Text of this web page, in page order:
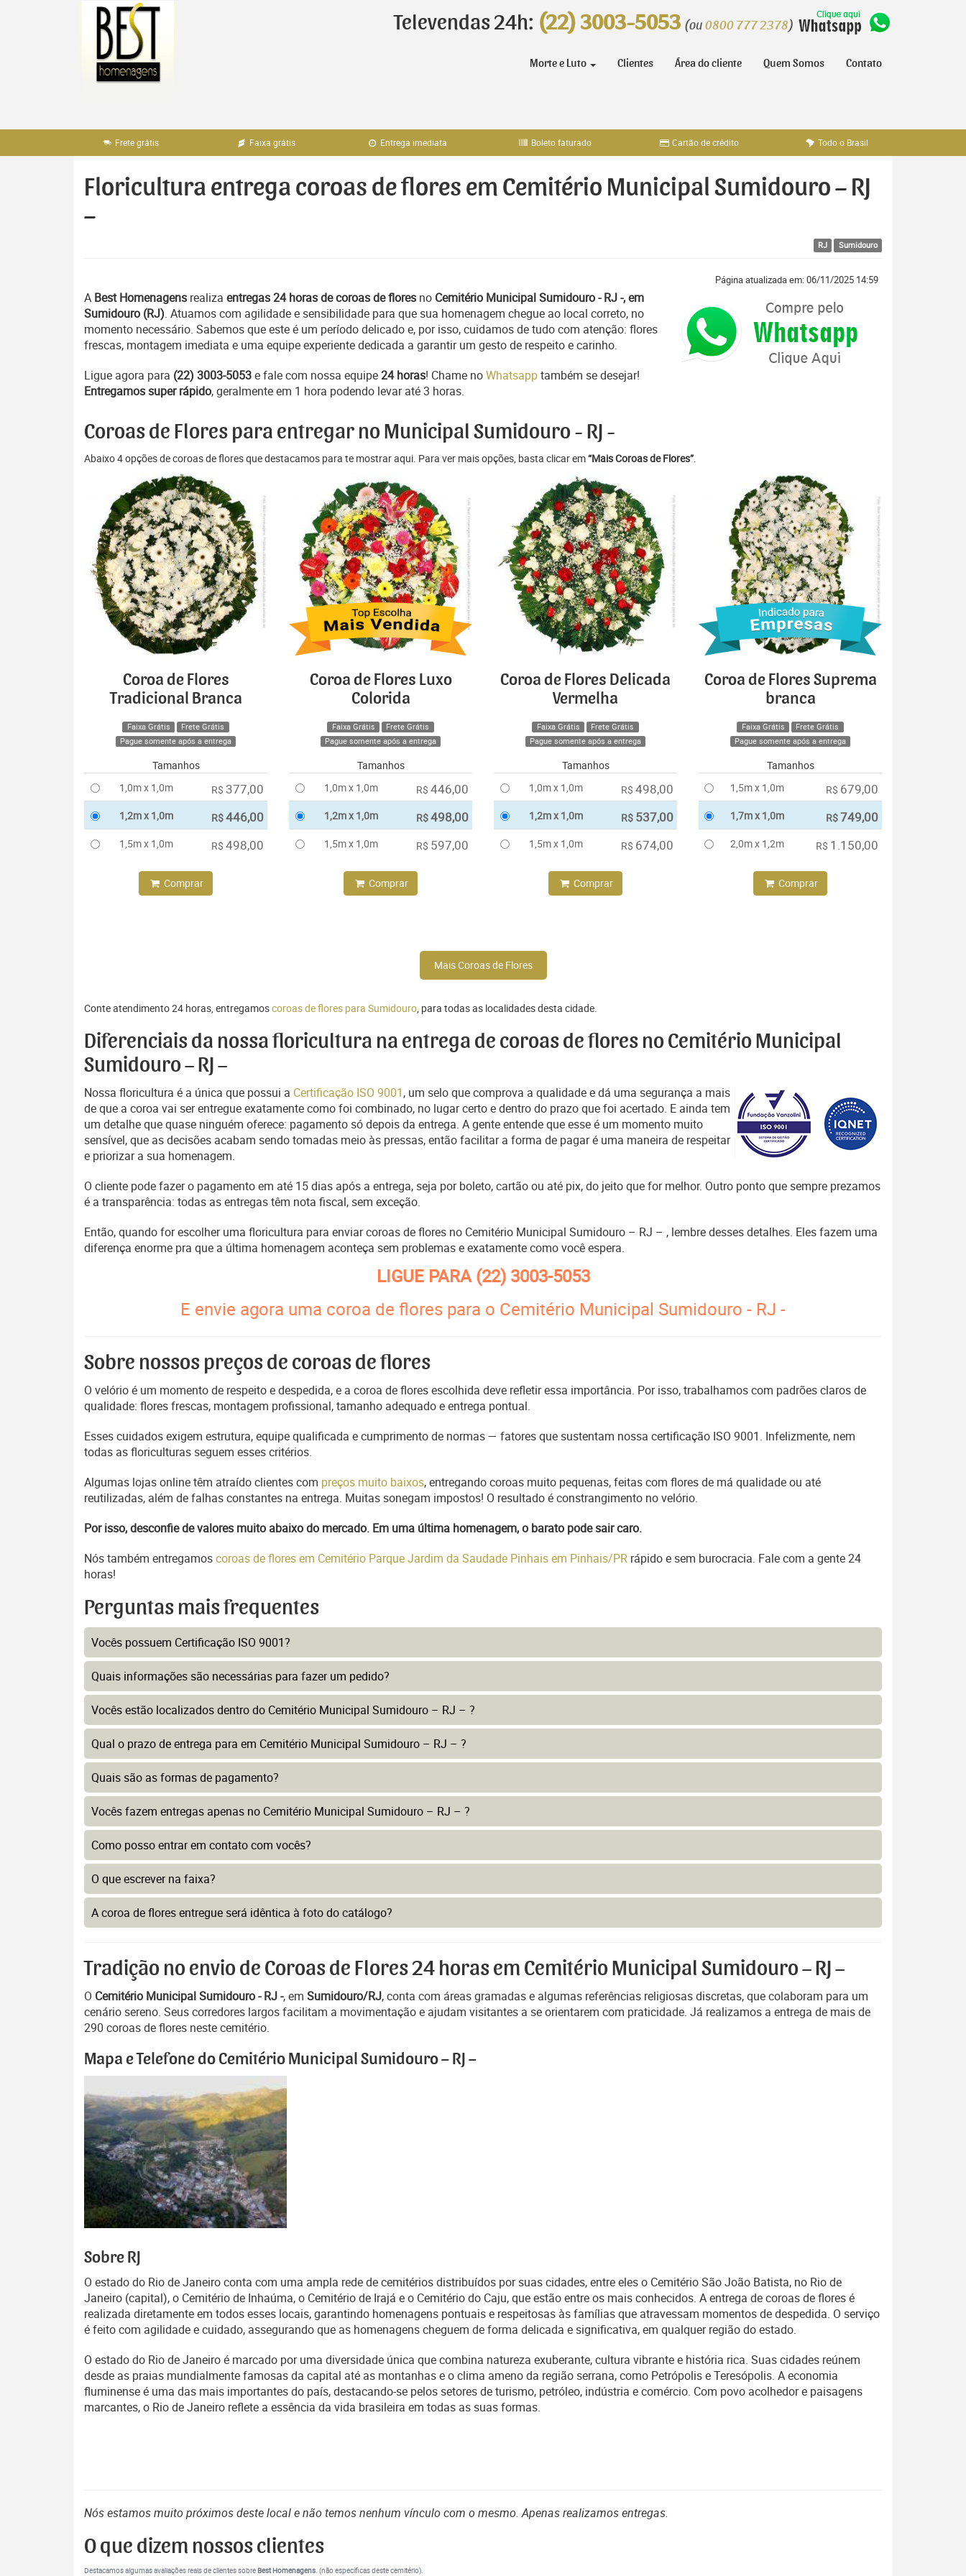
Televendas 24h: (22) 3003-5053 (ou 0800 777 2378)
Morte e Luto Clientes Área do cliente Quem Somos Contato
Frete grátis Faixa grátis Entrega imediata Boleto faturado Cartão de crédito Todo o Brasil
Floricultura entrega coroas de flores em Cemitério Municipal Sumidouro – RJ
–
RJ Sumidouro
Página atualizada em: 06/11/2025 14:59
A Best Homenagens realiza entregas 24 horas de coroas de flores no Cemitério Municipal Sumidouro - RJ -, em
Sumidouro (RJ). Atuamos com agilidade e sensibilidade para que sua homenagem chegue ao local correto, no
momento necessário. Sabemos que este é um período delicado e, por isso, cuidamos de tudo com atenção: flores
frescas, montagem imediata e uma equipe experiente dedicada a garantir um gesto de respeito e carinho.
Ligue agora para (22) 3003-5053e fale com nossa equipe24 horas! Chame noWhatsapptambém se desejar!
Entregamos super rápido, geralmente em 1 hora podendo levar até 3 horas.
Coroas de Flores para entregar no Municipal Sumidouro - RJ -
Abaixo 4 opções de coroas de flores que destacamos para te mostrar aqui. Para ver mais opções, basta clicar em“Mais Coroas de Flores”.
Coroa de Flores
Tradicional Branca
Faixa Grátis
Frete Grátis
Pague somente após a entrega
Tamanhos
1,0m x 1,0m
R$ 377,00
1,2m x 1,0m R$446,00
1,5m x 1,0m R$ 498,00
Comprar
Coroa de Flores Luxo
Colorida
Faixa Grátis
Frete Grátis
Pague somente após a entrega
Tamanhos
1,0m x 1,0m
R$ 446,00
1,2m x 1,0m R$498,00
1,5m x 1,0m R$ 597,00
Comprar
Coroa de Flores Delicada
Vermelha
Faixa Grátis
Frete Grátis
Pague somente após a entrega
Tamanhos
1,0m x 1,0m
R$ 498,00
1,2m x 1,0m R$ 537,00
1,5m x 1,0m R$ 674,00
Comprar
Coroa de Flores Suprema
branca
Faixa Grátis
Frete Grátis
Pague somente após a entrega
Tamanhos
1,5m x 1,0m
R$ 679,00
1,7m x 1,0m R$749,00
2,0m x 1,2m R$ 1.150,00
Comprar
Mais Coroas de Flores
Conte atendimento 24 horas, entregamoscoroas de flores para Sumidouro, para todas as localidades desta cidade.
Diferenciais da nossa floricultura na entrega de coroas de flores no Cemitério Municipal
Sumidouro – RJ –
Nossa floricultura é a única que possui a Certificação ISO 9001, um selo que comprova a qualidade e dá uma segurança a mais
de que a coroa vai ser entregue exatamente como foi combinado, no lugar certo e dentro do prazo que foi acertado. E ainda tem
um detalhe que quase ninguém oferece: pagamento só depois da entrega. A gente entende que esse é um momento muito
sensível, que as decisões acabam sendo tomadas meio às pressas, então facilitar a forma de pagar é uma maneira de respeitar
e priorizar a sua homenagem.
O cliente pode fazer o pagamento em até 15 dias após a entrega, seja por boleto, cartão ou até pix, do jeito que for melhor. Outro ponto que sempre prezamos
é a transparência: todas as entregas têm nota fiscal, sem exceção.
Então, quando for escolher uma floricultura para enviar coroas de flores no Cemitério Municipal Sumidouro – RJ – , lembre desses detalhes. Eles fazem uma
diferença enorme pra que a última homenagem aconteça sem problemas e exatamente como você espera.
LIGUE PARA(22) 3003-5053
E envie agora uma coroa de flores para o Cemitério Municipal Sumidouro - RJ -
Sobre nossos preços de coroas de flores
O velório é um momento de respeito e despedida, e a coroa de flores escolhida deve refletir essa importância. Por isso, trabalhamos com padrões claros de
qualidade: flores frescas, montagem profissional, tamanho adequado e entrega pontual.
Esses cuidados exigem estrutura, equipe qualificada e cumprimento de normas — fatores que sustentam nossa certificação ISO 9001. Infelizmente, nem
todas as floriculturas seguem esses critérios.
Algumas lojas online têm atraído clientes com preços muito baixos, entregando coroas muito pequenas, feitas com flores de má qualidade ou até
reutilizadas, além de falhas constantes na entrega. Muitas sonegam impostos! O resultado é constrangimento no velório.
Por isso, desconfie de valores muito abaixo do mercado. Em uma última homenagem, o barato pode sair caro.
Nós também entregamoscoroas de flores em Cemitério Parque Jardim da Saudade Pinhais em Pinhais/PR rápido e sem burocracia. Fale com a gente 24
horas!
Perguntas mais frequentes
Vocês possuem Certificação ISO 9001?
Quais informações são necessárias para fazer um pedido?
Vocês estão localizados dentro do Cemitério Municipal Sumidouro – RJ – ?
Qual o prazo de entrega para em Cemitério Municipal Sumidouro – RJ – ?
Quais são as formas de pagamento?
Vocês fazem entregas apenas no Cemitério Municipal Sumidouro – RJ – ?
Como posso entrar em contato com vocês?
O que escrever na faixa?
A coroa de flores entregue será idêntica à foto do catálogo?
Tradição no envio de Coroas de Flores 24 horas em Cemitério Municipal Sumidouro – RJ –
O Cemitério Municipal Sumidouro - RJ -, em Sumidouro/RJ, conta com áreas gramadas e algumas referências religiosas discretas, que colaboram para um
cenário sereno. Seus corredores largos facilitam a movimentação e ajudam visitantes a se orientarem com praticidade. Já realizamos a entrega de mais de
290 coroas de flores neste cemitério.
Mapa e Telefone do Cemitério Municipal Sumidouro – RJ –
Sobre RJ
O estado do Rio de Janeiro conta com uma ampla rede de cemitérios distribuídos por suas cidades, entre eles o Cemitério São João Batista, no Rio de
Janeiro (capital), o Cemitério de Inhaúma, o Cemitério de Irajá e o Cemitério do Caju, que estão entre os mais conhecidos. A entrega de coroas de flores é
realizada diretamente em todos esses locais, garantindo homenagens pontuais e respeitosas às famílias que atravessam momentos de despedida. O serviço
é feito com agilidade e cuidado, assegurando que as homenagens cheguem de forma delicada e significativa, em qualquer região do estado.
O estado do Rio de Janeiro é marcado por uma diversidade única que combina natureza exuberante, cultura vibrante e história rica. Suas cidades reúnem
desde as praias mundialmente famosas da capital até as montanhas e o clima ameno da região serrana, como Petrópolis e Teresópolis. A economia
fluminense é uma das mais importantes do país, destacando-se pelos setores de turismo, petróleo, indústria e comércio. Com povo acolhedor e paisagens
marcantes, o Rio de Janeiro reflete a essência da vida brasileira em todas as suas formas.
Nós estamos muito próximos deste local e não temos nenhum vínculo com o mesmo. Apenas realizamos entregas.
O que dizem nossos clientes
Destacamos algumas avaliações reais de clientes sobreBest Homenagens. (não específicas deste cemitério).